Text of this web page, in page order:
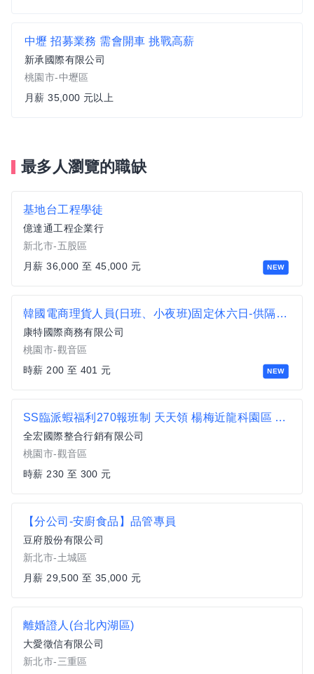
中壢 招募業務 需會開車 挑戰高薪
新承國際有限公司
桃園市-中壢區
月薪 35,000 元以上
最多人瀏覽的職缺
NEW
基地台工程學徒
億達通工程企業行
新北市-五股區
月薪 36,000 至 45,000 元
NEW
韓國電商理貨人員(日班、小夜班)固定休六日-供隔日領 週領(觀音倉)
康特國際商務有限公司
桃園市-觀音區
時薪 200 至 401 元
SS臨派蝦福利270報班制 天天領 楊梅近龍科園區 可報班 班別自選 埔心 楊梅 梅獅路
全宏國際整合行銷有限公司
桃園市-觀音區
時薪 230 至 300 元
【分公司-安廚食品】品管專員
豆府股份有限公司
新北市-土城區
月薪 29,500 至 35,000 元
離婚證人(台北內湖區)
大愛徵信有限公司
新北市-三重區